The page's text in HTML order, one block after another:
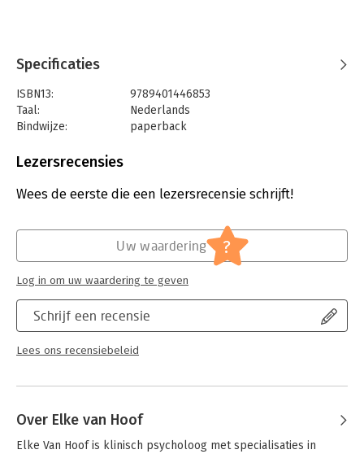
Specificaties
ISBN13:
9789401446853
Taal:
Nederlands
Bindwijze:
paperback
Uitgever:
Verschijningsdatum:
2-10-2017
Lezersrecensies
Wees de eerste die een lezersrecensie schrijft!
Schrijf een recensie
Lees ons recensiebeleid
Uw waardering ?
Log in om uw waardering te geven
Over Elke van Hoof
Elke Van Hoof is klinisch psycholoog met specialisaties in